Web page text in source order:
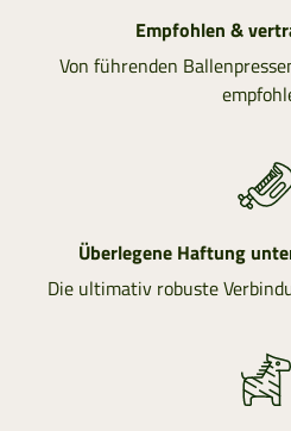
Empfohlen &
Von führenden
Überlegene Haftung
Die ultimativ robuste